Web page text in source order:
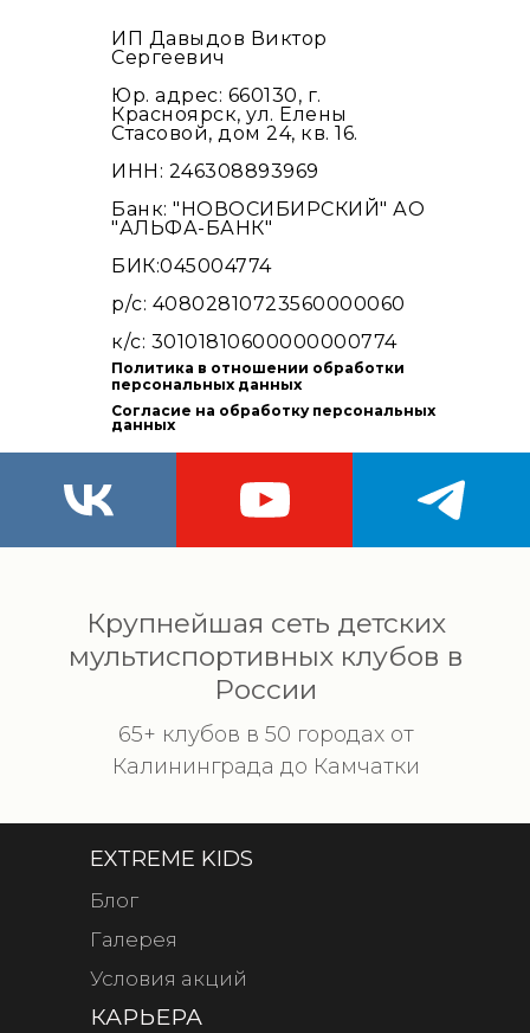
ИП Давыдов Виктор
Сергеевич
Юр. адрес: 660130, г.
Красноярск, ул. Елены
Стасовой, дом 24, кв. 16.
ИНН: 246308893969
Банк: "НОВОСИБИРСКИЙ" АО
"АЛЬФА-БАНК"
БИК:045004774
р/с: 40802810723560000060
к/с: 30101810600000000774
Политика в отношении обработки
персональных данных
Согласие на обработку персональных
данных
EXTREME KIDS
КАРЬЕРА
Крупнейшая сеть детских
мультиспортивных клубов в
России
65+ клубов в 50 городах от
Калининграда до Камчатки
Блог
Галерея
Условия акций